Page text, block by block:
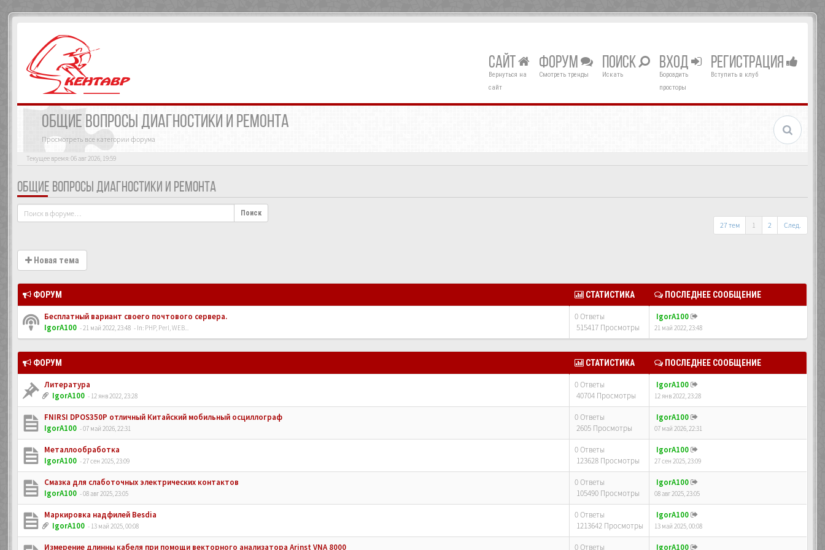
САЙТ
Вернуться на
сайт
ФОРУМ
Смотреть тренды
ПОИСК
Искать
ВХОД
Бороздить
просторы
РЕГИСТРАЦИЯ
Вступить в клуб
ОБЩИЕ ВОПРОСЫ ДИАГНОСТИКИ И РЕМОНТА
Просмотреть все категории форума
Текущее время: 06 авг 2026, 19:59
ОБЩИЕ ВОПРОСЫ ДИАГНОСТИКИ И РЕМОНТА
Поиск
27 тем 1 2 След.
Новая тема
ФОРУМ СТАТИСТИКА ПОСЛЕДНЕЕ СООБЩЕНИЕ
Бесплатный вариант своего почтового сервера.
IgorA100 - 21 май 2022, 23:48 - In: PHP, Perl, WEB...
0 Ответы
515417 Просмотры
IgorA100
21 май 2022, 23:48
ФОРУМ СТАТИСТИКА ПОСЛЕДНЕЕ СООБЩЕНИЕ
Литература
IgorA100 - 12 янв 2022, 23:28
0 Ответы
40704 Просмотры
IgorA100
12 янв 2022, 23:28
FNIRSI DPOS350P отличный Китайский мобильный осциллограф
IgorA100 - 07 май 2026, 22:31
0 Ответы
2605 Просмотры
IgorA100
07 май 2026, 22:31
Металлообработка
IgorA100 - 27 сен 2025, 23:09
0 Ответы
123628 Просмотры
IgorA100
27 сен 2025, 23:09
Смазка для слаботочных электрических контактов
IgorA100 - 08 авг 2025, 23:05
0 Ответы
105490 Просмотры
IgorA100
08 авг 2025, 23:05
Маркировка надфилей Besdia
IgorA100 - 13 май 2025, 00:08
0 Ответы
1213642 Просмотры
IgorA100
13 май 2025, 00:08
Измерение длинны кабеля при помощи векторного анализатора Arinst VNA 8000
0 Ответы
IgorA100